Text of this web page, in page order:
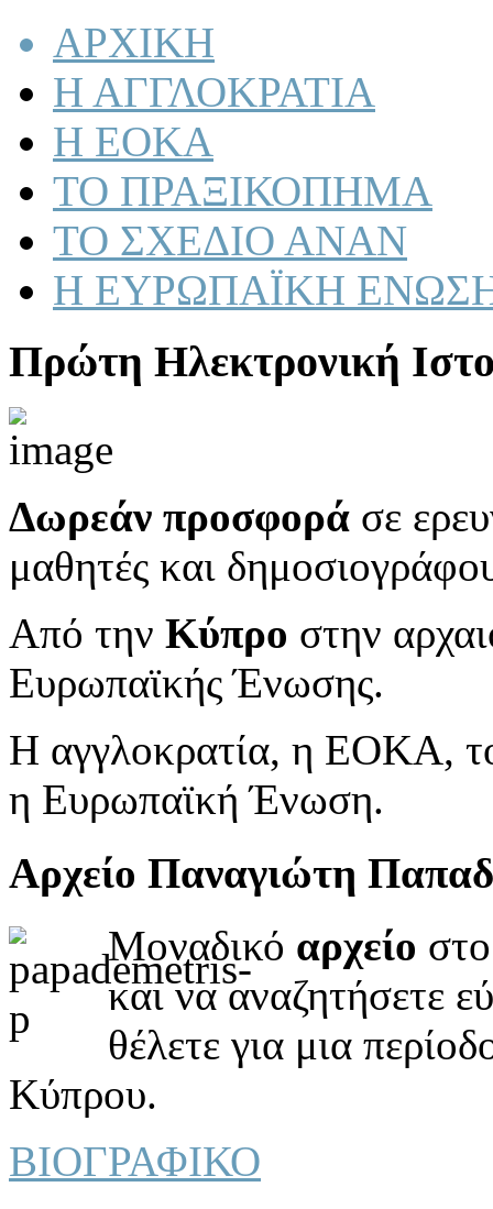
ΑΡΧΙΚΗ
Η ΑΓΓΛΟΚΡΑΤΙΑ
Η ΕΟΚΑ
ΤΟ ΠΡΑΞΙΚΟΠΗΜΑ
ΤΟ ΣΧΕΔΙΟ ΑΝΑΝ
Η ΕΥΡΩΠΑΪΚΗ
Πρώτη Ηλεκτρονική
Δωρεάν προσφορά σε
μαθητές και
Από την Κύπρο στην
Ευρωπαϊκής Ένωσης.
Η αγγλοκρατία, η ΕΟΚΑ,
η Ευρωπαϊκή Ένωση.
Αρχείο Παναγιώτη
Μοναδικό αρχείο
και να αναζητήσετε
θέλετε για μια
Κύπρου.
ΒΙΟΓΡΑΦΙΚΟ